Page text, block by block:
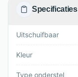
Specificaties
Uitschuifbaar
Kleur
Type onderstel